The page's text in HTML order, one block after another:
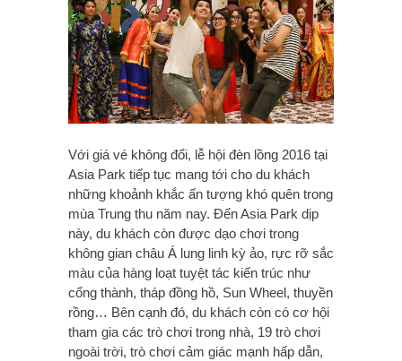
Với giá vé không đổi, lễ hội đèn lồng 2016 tại
Asia Park tiếp tục mang tới cho du khách
những khoảnh khắc ấn tượng khó quên trong
mùa Trung thu năm nay. Đến Asia Park dịp
này, du khách còn được dạo chơi trong
không gian châu Á lung linh kỳ ảo, rực rỡ sắc
màu của hàng loạt tuyệt tác kiến trúc như
cổng thành, tháp đồng hồ, Sun Wheel, thuyền
rồng… Bên cạnh đó, du khách còn có cơ hội
tham gia các trò chơi trong nhà, 19 trò chơi
ngoài trời, trò chơi cảm giác mạnh hấp dẫn,